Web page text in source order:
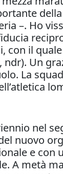
–. Ho
con il
Un
La
nel
nuovo
e con
A metà